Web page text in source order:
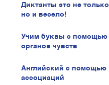
Диктанты это не
но и весело!
Учим буквы с помощью
органов чувств
Английский с помощью
ассоциаций